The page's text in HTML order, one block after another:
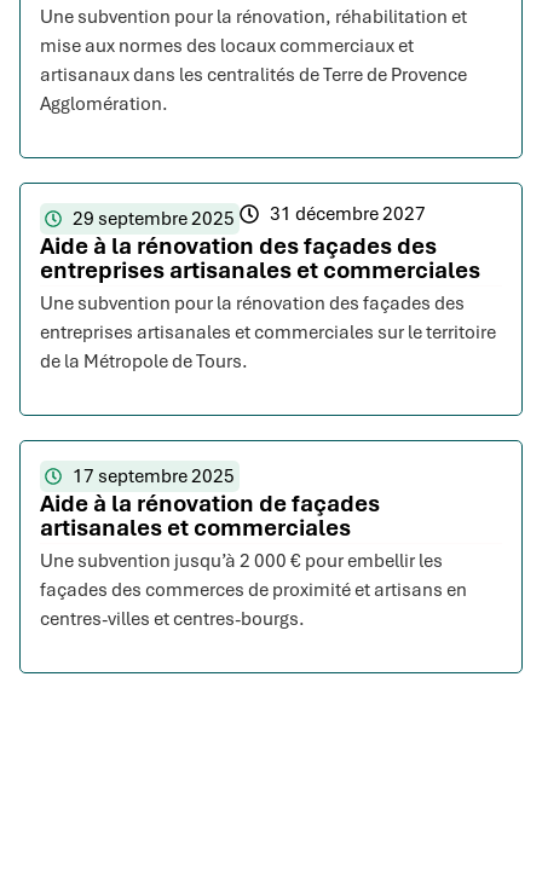
Une subvention pour la rénovation, réhabilitation et
mise aux normes des locaux commerciaux et
artisanaux dans les centralités de Terre de Provence
Agglomération.
29 septembre 2025 31 décembre 2027
Aide à la rénovation des façades des
entreprises artisanales et commerciales
Une subvention pour la rénovation des façades des
entreprises artisanales et commerciales sur le territoire
de la Métropole de Tours.
17 septembre 2025
Aide à la rénovation de façades
artisanales et commerciales
Une subvention jusqu’à 2 000 € pour embellir les
façades des commerces de proximité et artisans en
centres-villes et centres-bourgs.